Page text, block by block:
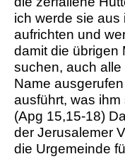
ich werde sie aus
aufrichten und
damit die übrigen
suchen, auch
Name
ausführt, was ihm
(Apg 15,15-18)
der Jerusalemer
die Urgemeinde